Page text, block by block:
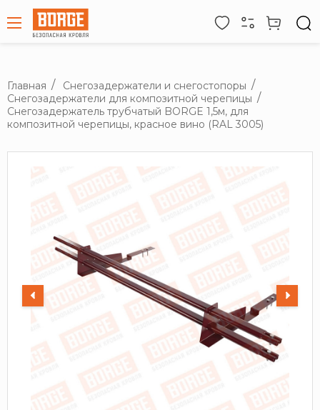
Главная
Снегозадержатели и снегостопоры
Снегозадержатели для композитной черепицы
Снегозадержатель трубчатый BORGE 1,5м, для
композитной черепицы, красное вино (RAL 3005)